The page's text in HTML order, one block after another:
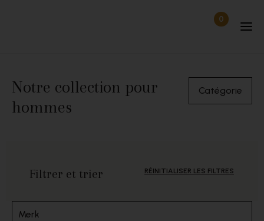
0Articles
Notre collection pour
hommes
Catégorie
Filtrer et trier RÉINITIALISER LES FILTRES
Merk